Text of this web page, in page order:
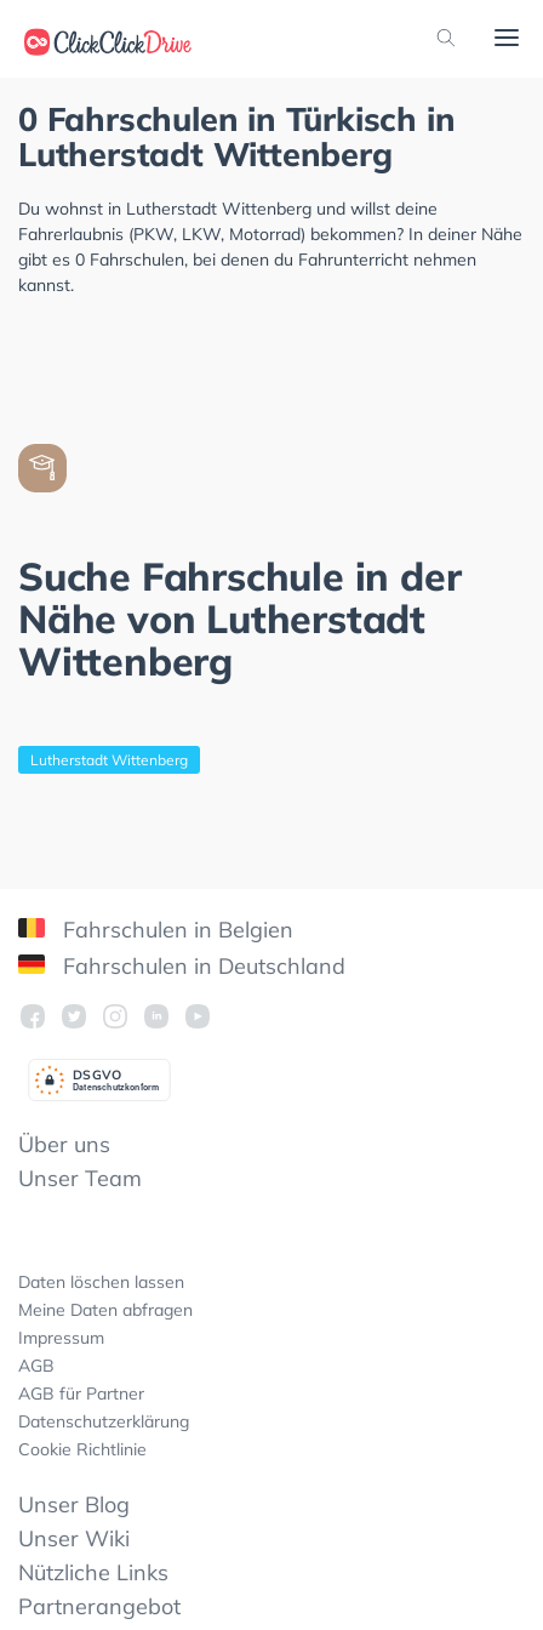
0 Fahrschulen in Türkisch in
Lutherstadt Wittenberg
Du wohnst in Lutherstadt Wittenberg und willst deine
Fahrerlaubnis (PKW, LKW, Motorrad) bekommen? In deiner Nähe
gibt es 0 Fahrschulen, bei denen du Fahrunterricht nehmen
kannst.
Suche Fahrschule in der
Nähe von Lutherstadt
Wittenberg
Lutherstadt Wittenberg
Fahrschulen in Belgien
Fahrschulen in Deutschland
Datenschutzkonform
DSGVO
Über uns
Unser Team
Daten löschen lassen
Meine Daten abfragen
Impressum
AGB
AGB für Partner
Datenschutzerklärung
Cookie Richtlinie
Unser Blog
Unser Wiki
Nützliche Links
Partnerangebot